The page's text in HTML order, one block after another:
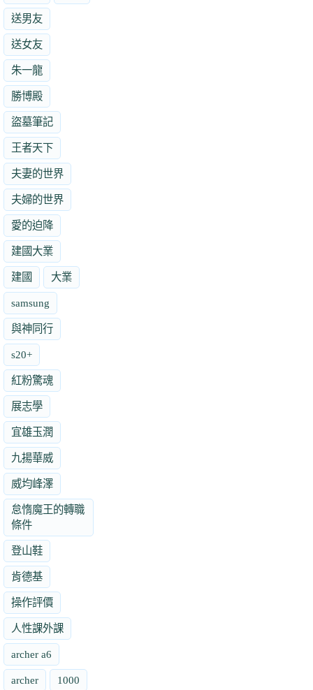
送男友
送女友
朱一龍
勝博殿
盜墓筆記
王者天下
夫妻的世界
夫婦的世界
愛的迫降
建國大業
建國 大業
samsung
與神同行
s20+
紅粉驚魂
展志學
宜雄玉潤
九揚華威
威均峰澤
怠惰魔王的轉職
條件
登山鞋
肯德基
操作評價
人性課外課
archer a6
archer 1000